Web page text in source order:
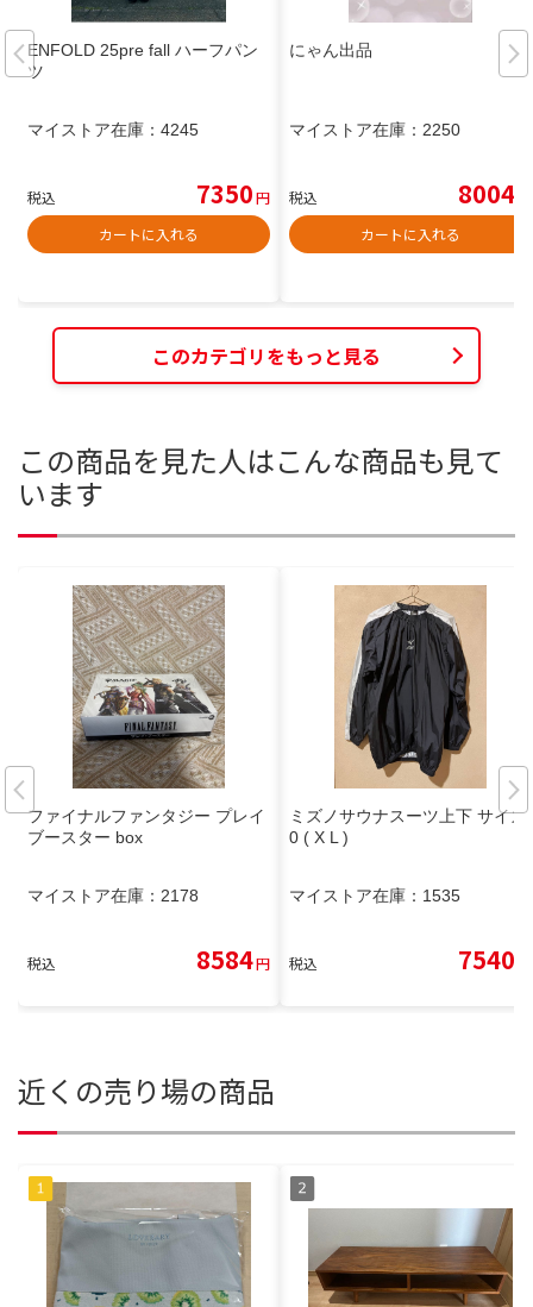
ENFOLD 25pre fall ハーフパン
ツ
マイストア在庫： 4245
税込 7350円
カートに入れる
にゃん出品
マイストア在庫： 2250
税込 8004
カートに入れる
このカテゴリをもっと見る
この商品を見た人はこんな商品も見て
います
ファイナルファンタジー プレイ
ブースター box
マイストア在庫： 2178
税込 8584円
ミズノサウナスーツ上下 サイズ
0 ( X L )
マイストア在庫： 1535
税込 7540
近くの売り場の商品